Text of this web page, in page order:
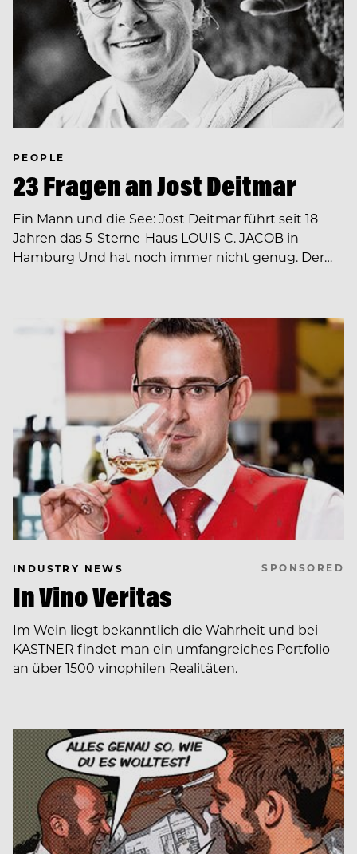
PEOPLE
23 Fragen an Jost Deitmar
Ein Mann und die See: Jost Deitmar führt seit 18
Jahren das 5-Sterne-Haus LOUIS C. JACOB in
Hamburg Und hat noch immer nicht genug. Der…
INDUSTRY NEWS SPONSORED
In Vino Veritas
Im Wein liegt bekanntlich die Wahrheit und bei
KASTNER findet man ein umfangreiches Portfolio
an über 1500 vinophilen Realitäten.